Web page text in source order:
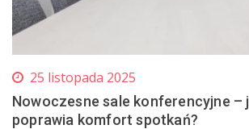
25 listopada 2025
Nowoczesne sale konferencyjne –
poprawia komfort spotkań?